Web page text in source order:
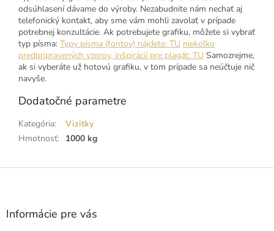
odsúhlasení dávame do výroby. Nezabudnite nám nechať aj
telefonický kontakt, aby sme vám mohli zavolať v prípade
potrebnej konzultácie. Ak potrebujete grafiku, môžete si vybrať
typ písma: Typy písma (fontov) nájdete: TU niekoľko
predpripravených vzorov, inšpirácií pre plagát: TU Samozrejme,
ak si vyberáte už hotovú grafiku, v tom prípade sa neúčtuje nič
navyše.
Dodatočné parametre
Kategória:
Vizitky
Hmotnosť: 1000 kg
Z
Informácie pre vás